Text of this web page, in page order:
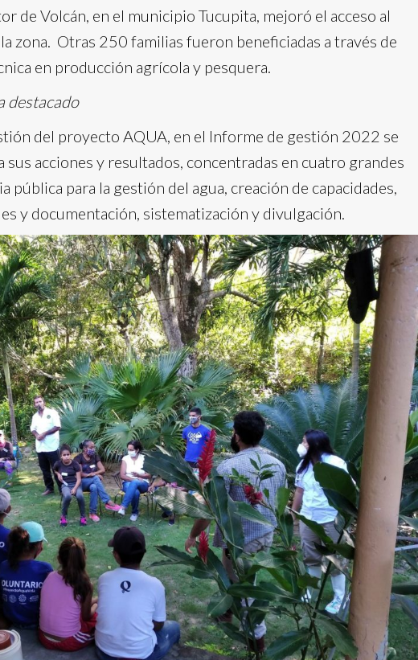
de Volcán, en el municipio Tucupita, mejoró el acceso al
zona. Otras 250 familias fueron beneficiadas a través de
en producción agrícola y pesquera.
destacado
del proyecto AQUA, en el Informe de gestión 2022 se
sus acciones y resultados, concentradas en cuatro grandes
pública para la gestión del agua, creación de capacidades,
y documentación, sistematización y divulgación.